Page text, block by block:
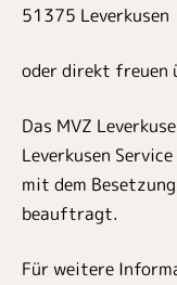
51375 Leverkusen
oder direkt freuen
Das MVZ
Leverkusen
mit dem
beauftragt.
Für weitere